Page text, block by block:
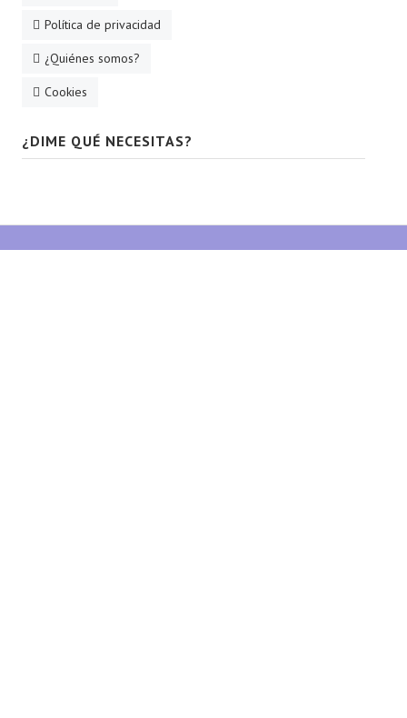
Política de privacidad
¿Quiénes somos?
Cookies
¿DIME QUÉ NECESITAS?